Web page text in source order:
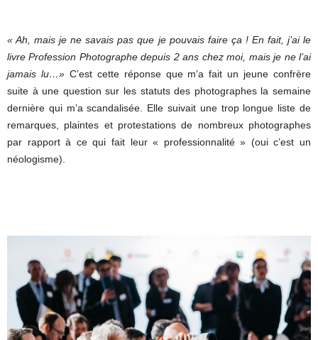
« Ah, mais je ne savais pas que je pouvais faire ça ! En fait, j’ai le
livre Profession Photographe depuis 2 ans chez moi, mais je ne l’ai
jamais lu…»C’est cette réponse que m’a fait un jeune confrère
suite à une question sur les statuts des photographes la semaine
dernière qui m’a scandalisée. Elle suivait une trop longue liste de
remarques, plaintes et protestations de nombreux photographes
par rapport à ce qui fait leur « professionnalité » (oui c’est un
néologisme).